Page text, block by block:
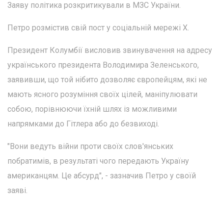
Заяву політика розкритикували в МЗС України.
Петро розмістив свій пост у соціальній мережі Х.
Президент Колумбії висловив звинувачення на адресу
українського президента Володимира Зеленського,
заявивши, що той нібито дозволяє європейцям, які не
мають ясного розуміння своїх цілей, маніпулювати
собою, порівнюючи їхній шлях із можливими
напрямками до Гітлера або до безвиході.
"Вони ведуть війни проти своїх слов'янських
побратимів, в результаті чого передають Україну
американцям. Це абсурд", - зазначив Петро у своїй
заяві.